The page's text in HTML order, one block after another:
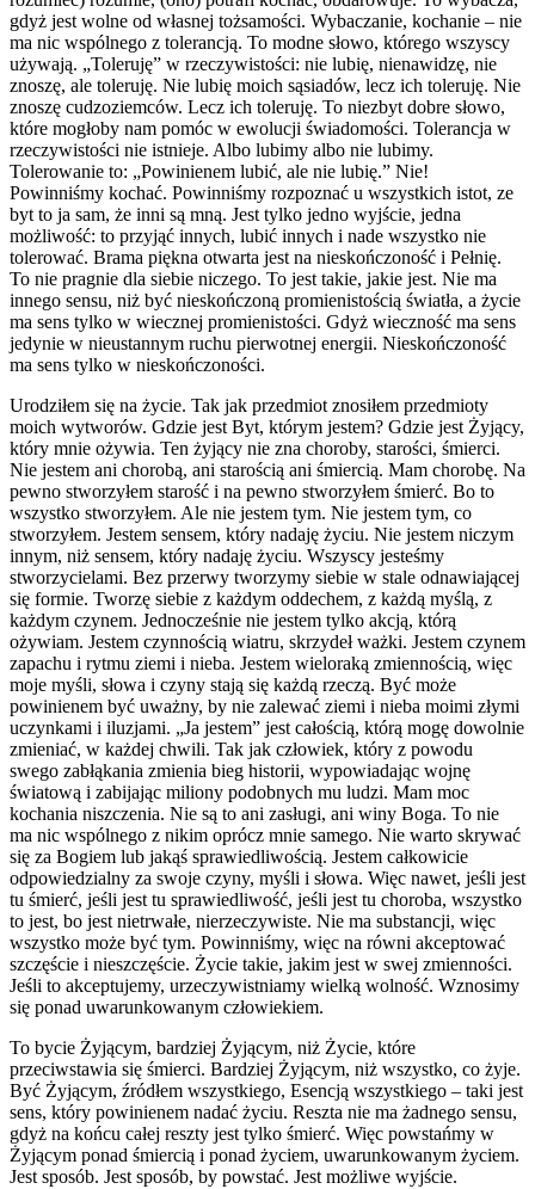
gdyż jest wolne od własnej tożsamości. Wybaczanie, kochanie – nie
ma nic wspólnego z tolerancją. To modne słowo, którego wszyscy
używają. „Toleruję” w rzeczywistości: nie lubię, nienawidzę, nie
znoszę, ale toleruję. Nie lubię moich sąsiadów, lecz ich toleruję. Nie
znoszę cudzoziemców. Lecz ich toleruję. To niezbyt dobre słowo,
które mogłoby nam pomóc w ewolucji świadomości. Tolerancja w
rzeczywistości nie istnieje. Albo lubimy albo nie lubimy.
Tolerowanie to: „Powinienem lubić, ale nie lubię.” Nie!
Powinniśmy kochać. Powinniśmy rozpoznać u wszystkich istot, ze
byt to ja sam, że inni są mną. Jest tylko jedno wyjście, jedna
możliwość: to przyjąć innych, lubić innych i nade wszystko nie
tolerować. Brama piękna otwarta jest na nieskończoność i Pełnię.
To nie pragnie dla siebie niczego. To jest takie, jakie jest. Nie ma
innego sensu, niż być nieskończoną promienistością światła, a życie
ma sens tylko w wiecznej promienistości. Gdyż wieczność ma sens
jedynie w nieustannym ruchu pierwotnej energii. Nieskończoność
ma sens tylko w nieskończoności.
Urodziłem się na życie. Tak jak przedmiot znosiłem przedmioty
moich wytworów. Gdzie jest Byt, którym jestem? Gdzie jest Żyjący,
który mnie ożywia. Ten żyjący nie zna choroby, starości, śmierci.
Nie jestem ani chorobą, ani starością ani śmiercią. Mam chorobę. Na
pewno stworzyłem starość i na pewno stworzyłem śmierć. Bo to
wszystko stworzyłem. Ale nie jestem tym. Nie jestem tym, co
stworzyłem. Jestem sensem, który nadaję życiu. Nie jestem niczym
innym, niż sensem, który nadaję życiu. Wszyscy jesteśmy
stworzycielami. Bez przerwy tworzymy siebie w stale odnawiającej
się formie. Tworzę siebie z każdym oddechem, z każdą myślą, z
każdym czynem. Jednocześnie nie jestem tylko akcją, którą
ożywiam. Jestem czynnością wiatru, skrzydeł ważki. Jestem czynem
zapachu i rytmu ziemi i nieba. Jestem wieloraką zmiennością, więc
moje myśli, słowa i czyny stają się każdą rzeczą. Być może
powinienem być uważny, by nie zalewać ziemi i nieba moimi złymi
uczynkami i iluzjami. „Ja jestem” jest całością, którą mogę dowolnie
zmieniać, w każdej chwili. Tak jak człowiek, który z powodu
swego zabłąkania zmienia bieg historii, wypowiadając wojnę
światową i zabijając miliony podobnych mu ludzi. Mam moc
kochania niszczenia. Nie są to ani zasługi, ani winy Boga. To nie
ma nic wspólnego z nikim oprócz mnie samego. Nie warto skrywać
się za Bogiem lub jakąś sprawiedliwością. Jestem całkowicie
odpowiedzialny za swoje czyny, myśli i słowa. Więc nawet, jeśli jest
tu śmierć, jeśli jest tu sprawiedliwość, jeśli jest tu choroba, wszystko
to jest, bo jest nietrwałe, nierzeczywiste. Nie ma substancji, więc
wszystko może być tym. Powinniśmy, więc na równi akceptować
szczęście i nieszczęście. Życie takie, jakim jest w swej zmienności.
Jeśli to akceptujemy, urzeczywistniamy wielką wolność. Wznosimy
się ponad uwarunkowanym człowiekiem.
To bycie Żyjącym, bardziej Żyjącym, niż Życie, które
przeciwstawia się śmierci. Bardziej Żyjącym, niż wszystko, co żyje.
Być Żyjącym, źródłem wszystkiego, Esencją wszystkiego – taki jest
sens, który powinienem nadać życiu. Reszta nie ma żadnego sensu,
gdyż na końcu całej reszty jest tylko śmierć. Więc powstańmy w
Żyjącym ponad śmiercią i ponad życiem, uwarunkowanym życiem.
Jest sposób. Jest sposób, by powstać. Jest możliwe wyjście.